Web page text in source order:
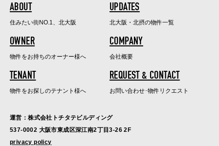
ABOUT
住みたい街NO.1、北大阪
UPDATES
北大阪・北摂の物件一覧
OWNER
物件をお持ちのオーナー様へ
COMPANY
会社概要
TENANT
物件をお探しのテナント様へ
REQUEST & CONTACT
お問い合わせ･物件リクエスト
運営：株式会社トチタテビルディング
537-0002 大阪市東成区深江南2丁目3-26 2F
privacy policy